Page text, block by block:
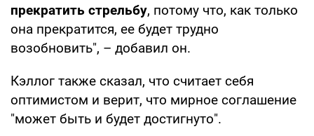
прекратить стрельбу, потому что, как только
она прекратится, ее будет трудно
возобновить", – добавил он.
Кэллог также сказал, что считает себя
оптимистом и верит, что мирное соглашение
"может быть и будет достигнуто".